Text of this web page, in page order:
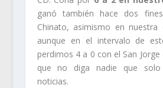
ganó también hace dos
Chinato, asimismo en
aunque en el intervalo de
perdimos 4 a 0 con el San
que no diga nadie que solo
noticias.